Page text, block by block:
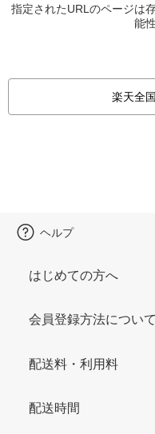
指定されたURLのページは
能
楽天全
ヘルプ
はじめての方へ
会員登録方法について
配送料・利用料
配送時間